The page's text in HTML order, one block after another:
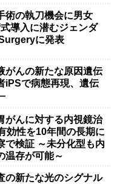
術の執刀機会に男女
導入に潜むジェンダ
に発表
がんの新たな原因遺伝
iPSで病態再現、遺伝
がんに対する内視鏡治
効性を10年間の長期に
で検証 ～未分化型も内
温存が可能～
の新たな光のシグナル